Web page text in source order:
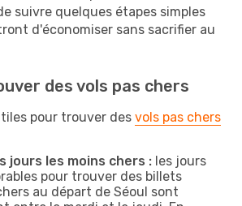
suivre quelques étapes simples
d'économiser sans sacrifier au
des vols pas chers
pour trouver des vols pas chers
jours les moins chers : les jours
pour trouver des billets
au départ de Séoul sont